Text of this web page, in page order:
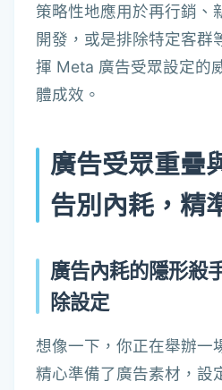
策略性地應用於再行銷、
開發，或是排除特定客群
揮 Meta 廣告受眾設定的
體成效。
廣告受眾重疊
告別內耗，精
廣告內耗的隱形殺
除設定
想像一下，你正在舉辦一
精心準備了廣告素材，設